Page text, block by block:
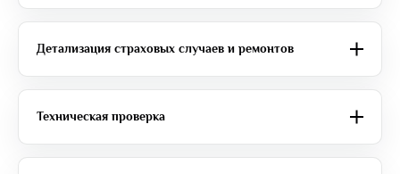
Детализация страховых случаев и ремонтов
Техническая проверка